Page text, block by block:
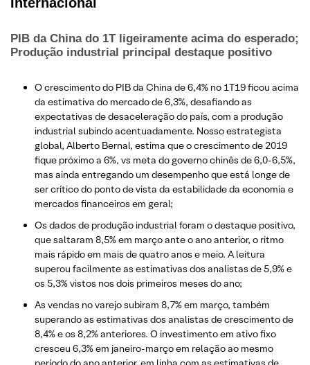
PIB da China do 1T ligeiramente acima do esperado;
Produção industrial principal destaque positivo
O crescimento do PIB da China de 6,4% no 1T19 ficou acima
da estimativa do mercado de 6,3%, desafiando as
expectativas de desaceleração do país, com a produção
industrial subindo acentuadamente. Nosso estrategista
global, Alberto Bernal, estima que o crescimento de 2019
fique próximo a 6%, vs meta do governo chinês de 6,0-6,5%,
mas ainda entregando um desempenho que está longe de
ser crítico do ponto de vista da estabilidade da economia e
mercados financeiros em geral;
Os dados de produção industrial foram o destaque positivo,
que saltaram 8,5% em março ante o ano anterior, o ritmo
mais rápido em mais de quatro anos e meio. A leitura
superou facilmente as estimativas dos analistas de 5,9% e
os 5,3% vistos nos dois primeiros meses do ano;
As vendas no varejo subiram 8,7% em março, também
superando as estimativas dos analistas de crescimento de
8,4% e os 8,2% anteriores. O investimento em ativo fixo
cresceu 6,3% em janeiro-março em relação ao mesmo